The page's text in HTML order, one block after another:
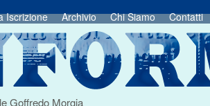
Iscrizione Archivio Chi Siamo Contatti
Goffredo Morgia